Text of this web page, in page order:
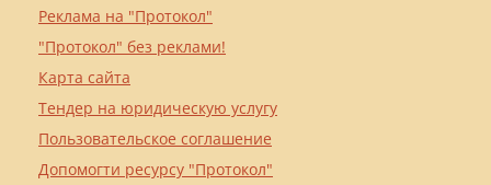
Реклама на "Протокол"
"Протокол" без реклами!
Карта сайта
Тендер на юридическую услугу
Пользовательское соглашение
Допомогти ресурсу "Протокол"